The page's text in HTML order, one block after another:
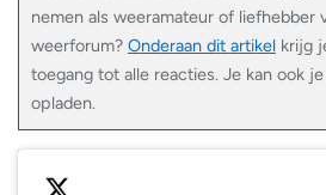
nemen als weeramateur of liefhebber
weerforum? Onderaan dit artikel krijg
toegang tot alle reacties. Je kan ook
opladen.